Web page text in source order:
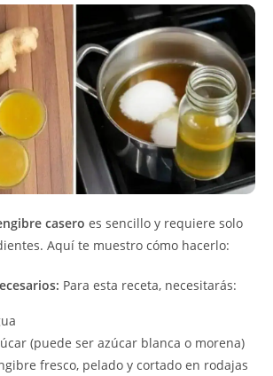
casero es sencillo y requiere solo
Aquí te muestro cómo hacerlo:
Para esta receta, necesitarás:
(puede ser azúcar blanca o morena)
fresco, pelado y cortado en rodajas